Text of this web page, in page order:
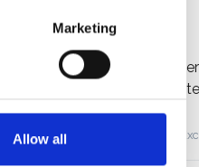
Marketing
Allow all
Alumexx
module A
€299,00